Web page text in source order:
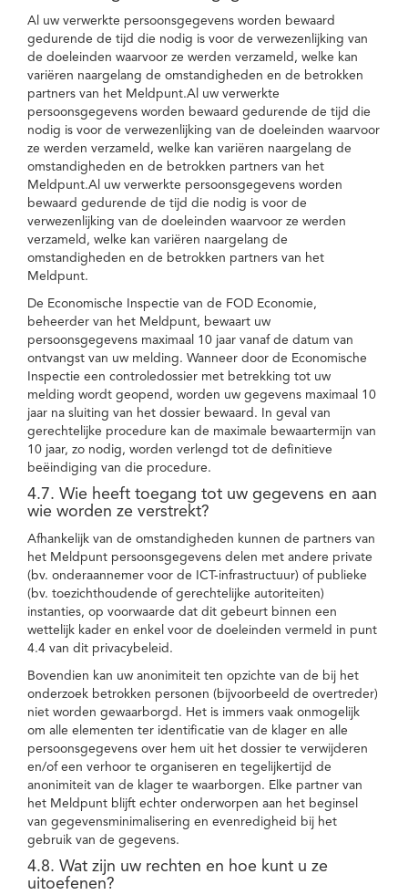
Al uw verwerkte persoonsgegevens worden bewaard
gedurende de tijd die nodig is voor de verwezenlijking van
de doeleinden waarvoor ze werden verzameld, welke kan
variëren naargelang de omstandigheden en de betrokken
partners van het Meldpunt.Al uw verwerkte
persoonsgegevens worden bewaard gedurende de tijd die
nodig is voor de verwezenlijking van de doeleinden waarvoor
ze werden verzameld, welke kan variëren naargelang de
omstandigheden en de betrokken partners van het
Meldpunt.Al uw verwerkte persoonsgegevens worden
bewaard gedurende de tijd die nodig is voor de
verwezenlijking van de doeleinden waarvoor ze werden
verzameld, welke kan variëren naargelang de
omstandigheden en de betrokken partners van het
Meldpunt.
De Economische Inspectie van de FOD Economie,
beheerder van het Meldpunt, bewaart uw
persoonsgegevens maximaal 10 jaar vanaf de datum van
ontvangst van uw melding. Wanneer door de Economische
Inspectie een controledossier met betrekking tot uw
melding wordt geopend, worden uw gegevens maximaal 10
jaar na sluiting van het dossier bewaard. In geval van
gerechtelijke procedure kan de maximale bewaartermijn van
10 jaar, zo nodig, worden verlengd tot de definitieve
beëindiging van die procedure.
4.7. Wie heeft toegang tot uw gegevens en aan
wie worden ze verstrekt?
Afhankelijk van de omstandigheden kunnen de partners van
het Meldpunt persoonsgegevens delen met andere private
(bv. onderaannemer voor de ICT-infrastructuur) of publieke
(bv. toezichthoudende of gerechtelijke autoriteiten)
instanties, op voorwaarde dat dit gebeurt binnen een
wettelijk kader en enkel voor de doeleinden vermeld in punt
4.4 van dit privacybeleid.
Bovendien kan uw anonimiteit ten opzichte van de bij het
onderzoek betrokken personen (bijvoorbeeld de overtreder)
niet worden gewaarborgd. Het is immers vaak onmogelijk
om alle elementen ter identificatie van de klager en alle
persoonsgegevens over hem uit het dossier te verwijderen
en/of een verhoor te organiseren en tegelijkertijd de
anonimiteit van de klager te waarborgen. Elke partner van
het Meldpunt blijft echter onderworpen aan het beginsel
van gegevensminimalisering en evenredigheid bij het
gebruik van de gegevens.
4.8. Wat zijn uw rechten en hoe kunt u ze
uitoefenen?